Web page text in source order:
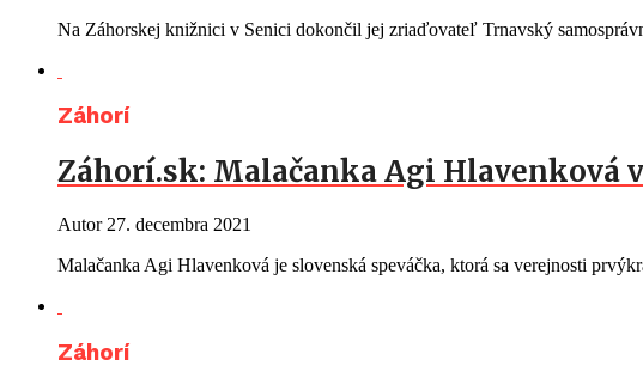
Na Záhorskej knižnici v Senici dokončil jej zriaďovateľ Trnavský
Záhorí
Záhorí.sk: Malačanka Agi Hlavenková
Autor 27. decembra 2021
Malačanka Agi Hlavenková je slovenská speváčka, ktorá sa verejnosti
Záhorí